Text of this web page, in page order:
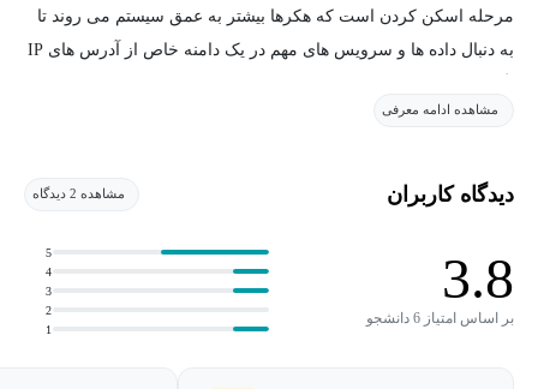
مرحله اسکن کردن است که هکرها بیشتر به عمق سیستم می روند تا
به دنبال داده ها و سرویس های مهم در یک دامنه خاص از آدرس های IP
هستند که سعی می کنند از حمله به زیرساخت و داده های سازمان
در این دوره، ابزارها و تکنیک های مورد استفاده برای بدست آوردن
اطلاعات از یک سیستم هدف بررسی می شوند، از جمله Packet های
خاص ساخته شده، flag های TCP، اسکن های UDP و Ping Sweep ها. در
مشاهده ادامه معرفی
دیدگاه کاربران مشاهده 2 دیدگاه
3.8
بر اساس امتیاز 6 دانشجو
1
2
3
4
5